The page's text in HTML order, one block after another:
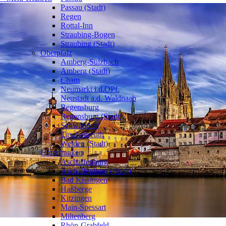
Passau (Stadt)
Regen
Rottal-Inn
Straubing-Bogen
Straubing (Stadt)
Oberpfalz
Amberg-Sulzbach
Amberg (Stadt)
Cham
Neumarkt i.d.OPf.
Neustadt a.d. Waldnaab
Regensburg
Regensburg (Stadt)
Schwandorf
Tirschenreuth
Weiden (Stadt)
Unterfranken
Aschaffenburg
Aschaffenburg (Stadt)
Bad Kissingen
Haßberge
Kitzingen
Main-Spessart
Miltenberg